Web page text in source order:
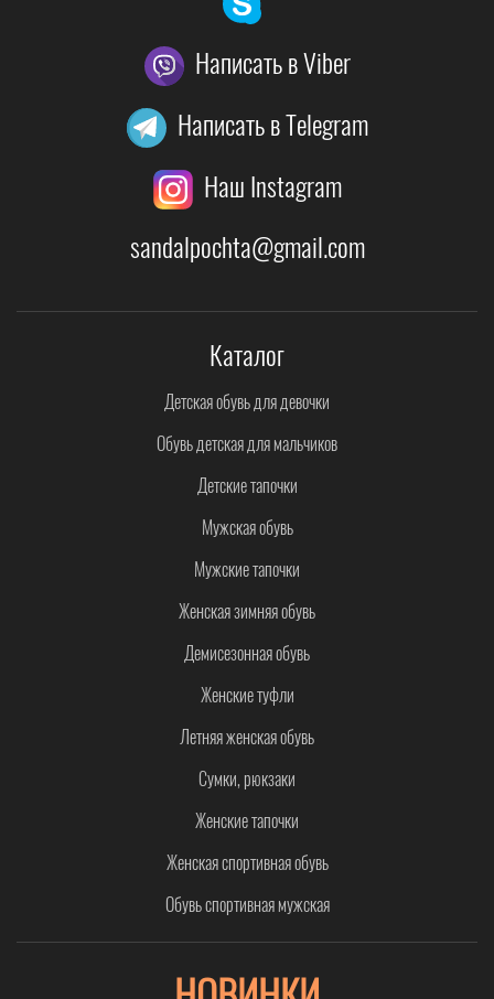
Написать в Viber
Написать в Telegram
Наш Instagram
sandalpochta@gmail.com
Каталог
Детская обувь для девочки
Обувь детская для мальчиков
Детские тапочки
Мужская обувь
Мужские тапочки
Женская зимняя обувь
Демисезонная обувь
Женские туфли
Летняя женская обувь
Сумки, рюкзаки
Женские тапочки
Женская спортивная обувь
Обувь спортивная мужская